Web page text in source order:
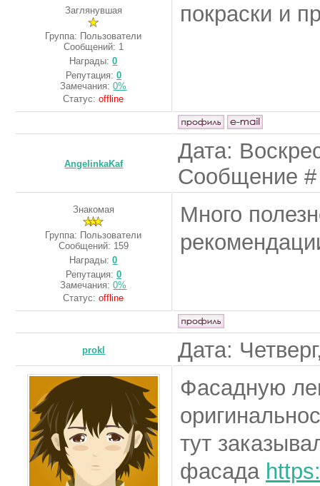
Заглянувшая
Группа: Пользователи
Сообщений: 1
Награды:0
Репутация: 0
Замечания:0%
Статус:offline
покраски и
AngelinkaKaf
Дата:
Сообщение
Знакомая
Группа: Пользователи
Сообщений: 159
Награды:0
Репутация: 0
Замечания:0%
Статус:offline
Много
prokl Дата:
Фасадную
тут
фасада